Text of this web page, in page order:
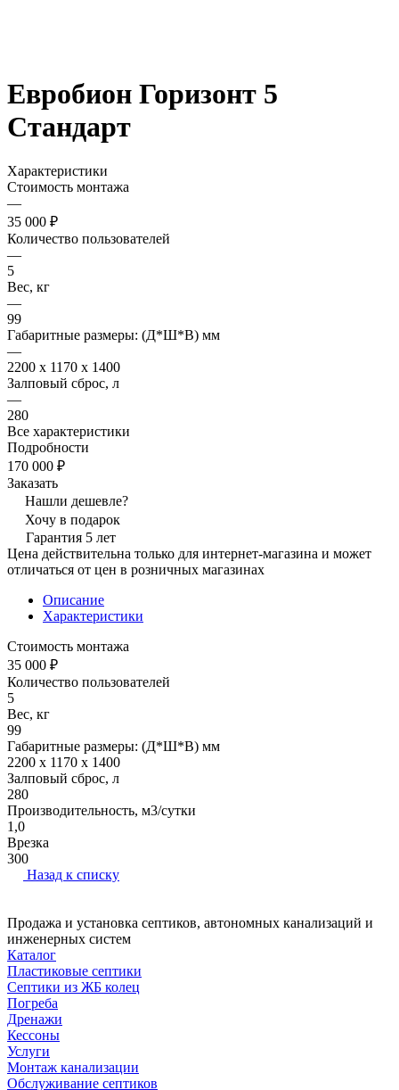
Евробион Горизонт 5
Стандарт
Характеристики
Стоимость монтажа
—
35 000 ₽
Количество пользователей
—
5
Вес, кг
—
99
Габаритные размеры: (Д*Ш*В) мм
—
2200 x 1170 x 1400
Залповый сброс, л
—
280
Все характеристики
Подробности
170 000 ₽
Заказать
Нашли дешевле?
Хочу в подарок
Гарантия 5 лет
Цена действительна только для интернет-магазина и может
отличаться от цен в розничных магазинах
Описание
Характеристики
Стоимость монтажа
35 000 ₽
Количество пользователей
5
Вес, кг
99
Габаритные размеры: (Д*Ш*В) мм
2200 x 1170 x 1400
Залповый сброс, л
280
Производительность, м3/сутки
1,0
Врезка
300
Назад к списку
Продажа и установка септиков, автономных канализаций и
инженерных систем
Каталог
Пластиковые септики
Септики из ЖБ колец
Погреба
Дренажи
Кессоны
Услуги
Монтаж канализации
Обслуживание септиков